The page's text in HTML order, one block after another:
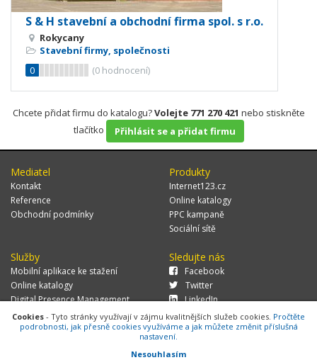
S & H stavební a obchodní firma spol. s r.o.
Rokycany
Stavební firmy, společnosti
0
(0 hodnocení)
Chcete přidat firmu do katalogu?Volejte 771 270 421 nebo stiskněte
tlačítko
Přihlásit se a přidat firmu
Mediatel
Kontakt
Reference
Obchodní podmínky
Produkty
Internet123.cz
Online katalogy
PPC kampaně
Sociální sítě
Služby
Mobilní aplikace ke stažení
Online katalogy
Digital Presence Management
Více zákazníků
Sledujte nás
Facebook
Twitter
LinkedIn
© 2026 MEDIATEL CZ, s.r.o.,Za Potokem 46/4, 106 00 Praha 10, tel.:
Cookies - Tyto stránky využívají v zájmu kvalitnějších služeb cookies. Pročtěte
podrobnosti, jak přesně cookies využíváme a jak můžete změnit příslušná
nastavení.
Nesouhlasím